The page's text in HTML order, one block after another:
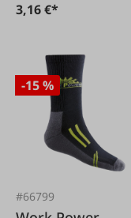
3,16 €*
-15 %
#66799